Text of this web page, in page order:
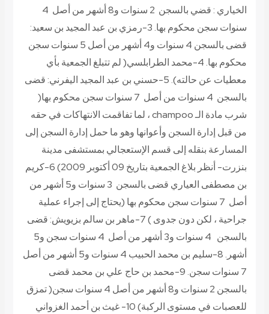
الخياري : قضي بالسجن 2 سنوات و8 أشهر من أصل 4
سنوات سجن محكوم بها. 3-رمزي بن عبد المجيد بن سعيد:
قضى بالسجن 4 سنوات و4 أشهر من أصل 5 سنوات سجن
محكوم بها. 4-محمد الطرابلسي( لم تتبلغ الجمعية بأي
معطيات عن حالته). 5-حسني بن عبد المجيد اليفرني: قضى
بالسجن 4 سنوات من أصل 7 سنوات سجن محكوم بها(
شرب مادة الـ champoo ، لما تفاقمت الانتهاكات في حقه
من قبل إدارة السجن وأعوانها وهو ما حمل إدارة السجن إلى
المسارعة بنقله إلى قسم الإستعجالي بمستشفى مدينة
بنزرت- أنظر بلاغ الجمعية بتاريخ 09 أكتوبر 2009) 6-كريم
بن مصطفى العياري قضى بالسجن 3 سنوات و5 أشهر من
أصل 7 سنوات سجن محكوم بها (يحتاج إلى إجراء عملية
جراحية ، لكن دون جدوى ) 7-ماهر بن سالم بزيويش: قضى
بالسجن 4 سنوات و3 أشهر من أصل 4 سنوات سجن و5
أشهر. 8-سليم بن محمد الحبيب 4 سنوات و5 أشهر من أصل
7 سنوات سجن. 9-محمد بن حاج علي بن محمد قضى
بالسجن 2 سنوات و8 أشهر من أصل 4 سنوات سجن( تمزق
للعصبات في مستوى الركبة) 10- غيث بن أحمد الغزواني